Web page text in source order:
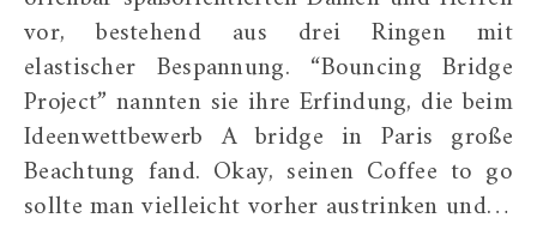
vor, bestehend aus drei Ringen mit
elastischer Bespannung. “Bouncing Bridge
Project” nannten sie ihre Erfindung, die beim
Ideenwettbewerb A bridge in Paris große
Beachtung fand. Okay, seinen Coffee to go
sollte man vielleicht vorher austrinken und…